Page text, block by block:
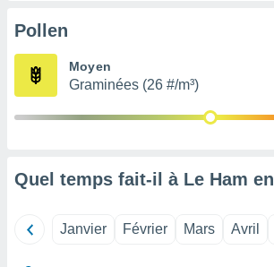
de la
non
des
le
le
Pollen
Moyen
Graminées (26 #/m³)
Quel temps fait-il à Le Ham en
Janvier Février Mars Avril